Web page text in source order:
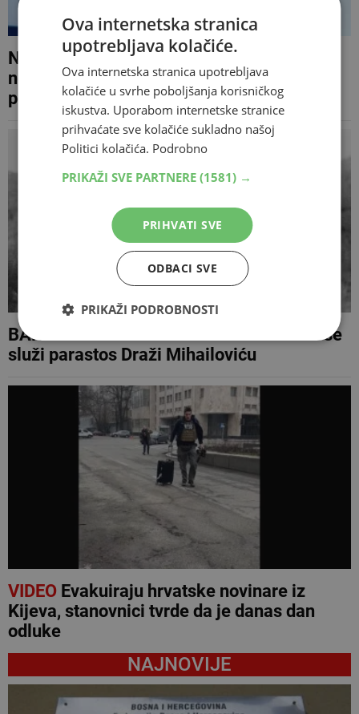
NAKON SAMO NEKOLIKO DANA Autor
neobjavljene emisije o Čoviću ima novi
posao
BANJA LUKA U Sabornom hramu danas se
služi parastos Draži Mihailoviću
VIDEOEvakuiraju hrvatske novinare iz
Kijeva, stanovnici tvrde da je danas dan
odluke
NAJNOVIJE
Ova internetska stranica
upotrebljava kolačiće.
Ova internetska stranica upotrebljava
kolačiće u svrhe poboljšanja korisničkog
iskustva. Uporabom internetske stranice
prihvaćate sve kolačiće sukladno našoj
Politici kolačića. Podrobno
PRIKAŽI SVE PARTNERE (1581) →
PRIHVATI SVE
ODBACI SVE
PRIKAŽI PODROBNOSTI